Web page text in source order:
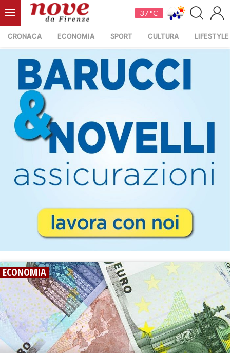
37 °C
CRONACA ECONOMIA SPORT CULTURA LIFESTYLE
ECONOMIA